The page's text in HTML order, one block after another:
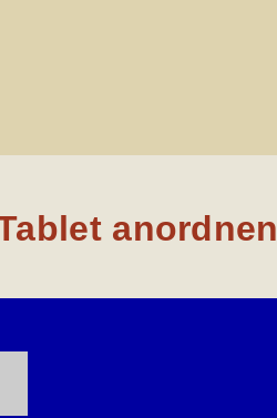
anordnen